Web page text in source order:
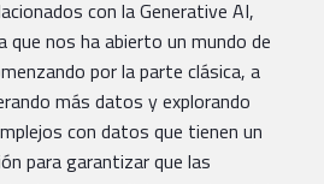
con la Generative AI,
nos ha abierto un mundo de
por la parte clásica, a
más datos y explorando
con datos que tienen un
para garantizar que las